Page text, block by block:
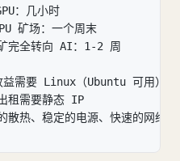
：几小时
矿场：一个周末
全转向 AI：1-2 周
要 Linux（Ubuntu 可用）
租需要静态 IP
热、稳定的电源、快速的网络